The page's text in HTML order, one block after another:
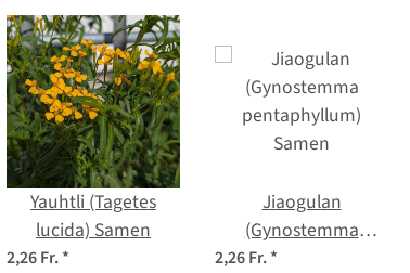
Yauhtli (Tagetes
lucida) Samen
2,26 Fr.*
Jiaogulan
(Gynostemma
pentaphyllum)
2,26 Fr.*